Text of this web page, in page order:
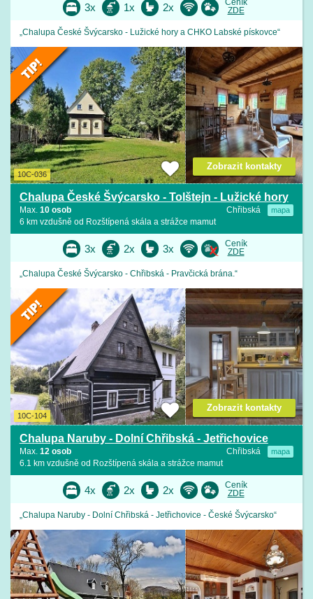
3x 1x 2x
ZDE
„Chalupa České Švýcarsko - Lužické hory a CHKO Labské pískovce“
10C-036
Chalupa České Švýcarsko - Tolštejn - Lužické hory
Chřibská mapa
Max. 10 osob
6 km vzdušně od Rozštípená skála a strážce mamut
Zobrazit kontakty
3x 2x 3x
Ceník
ZDE
„Chalupa České Švýcarsko - Chřibská - Pravčická brána.“
10C-104
Chalupa Naruby - Dolní Chřibská - Jetřichovice
Chřibská mapa
Max. 12 osob
6.1 km vzdušně od Rozštípená skála a strážce mamut
Zobrazit kontakty
4x 2x 2x
Ceník
ZDE
„Chalupa Naruby - Dolní Chřibská - Jetřichovice - České Švýcarsko“